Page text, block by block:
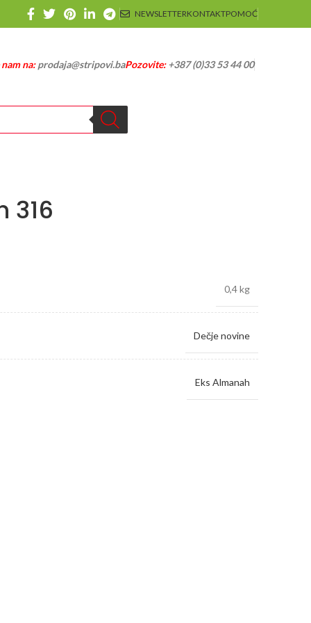
NEWSLETTERKONTAKTPOMOĆ
na:prodaja@stripovi.baPozovite:+387 (0)33 53 44 00
316
0,4 kg
Dečje novine
Eks Almanah